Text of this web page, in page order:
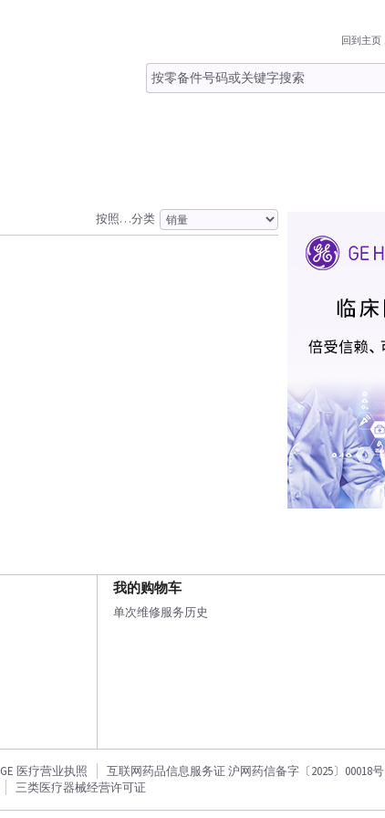
回到主页
按照…分类
我的购物车
单次维修服务历史
GE 医疗营业执照 互联网药品信息服务证 沪网药信备字〔2025〕00018号
三类医疗器械经营许可证